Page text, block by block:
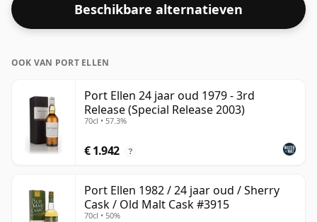
deze whisky toevoegen om de textuur te verbeteren
en de geest te openen.
Beschikbare alternatieven
OOK VAN PORT ELLEN
Port Ellen 24 jaar oud 1979 - 3rd
Release (Special Release 2003)
70cl • 57.3%
€ 1.942 ?
Port Ellen 1982 / 24 jaar oud / Sherry
Cask / Old Malt Cask #3915
70cl • 50%